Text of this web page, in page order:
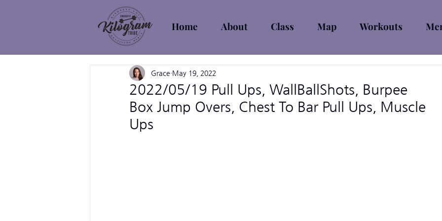
Home About Class Map Workouts
2022/05/19 Pull Ups, WallBallShots, Burpee
Box Jump Overs, Chest To Bar Pull Ups, Muscle
Ups
Grace May 19, 2022